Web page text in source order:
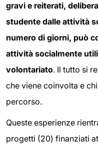
gravi e reiterati,
studente dalle attività
numero di giorni, può
attività socialmente
volontariato. Il tutto si
che viene coinvolta e
percorso.
Queste esperienze
progetti (20) finanziati